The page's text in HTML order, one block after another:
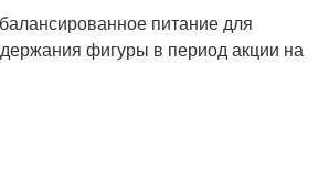
питание для
фигуры в период акции на